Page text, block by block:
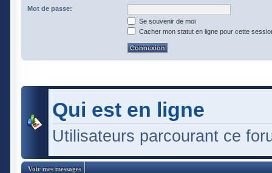
Mot de passe:
Se souvenir de moi
Cacher mon statut en ligne pour cette
Qui est en ligne
Utilisateurs parcourant ce
Voir mes messages